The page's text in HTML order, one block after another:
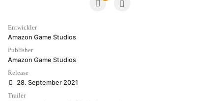
Entwickler
Amazon Game Studios
Publisher
Amazon Game Studios
Release
28. September 2021
Trailer